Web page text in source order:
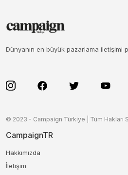
Dünyanın en büyük pazarlama iletişimi
© 2023 - Campaign Türkiye | Tüm Hakları
CampaignTR
Hakkımızda
İletişim